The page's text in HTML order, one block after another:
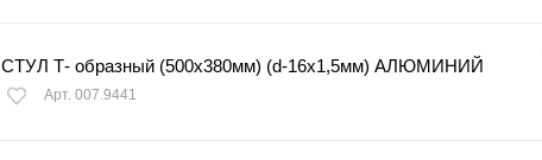
СТУЛ Т- образный (500х380мм) (d-16х1,5мм) АЛЮМИНИЙ
Арт. 007.9441